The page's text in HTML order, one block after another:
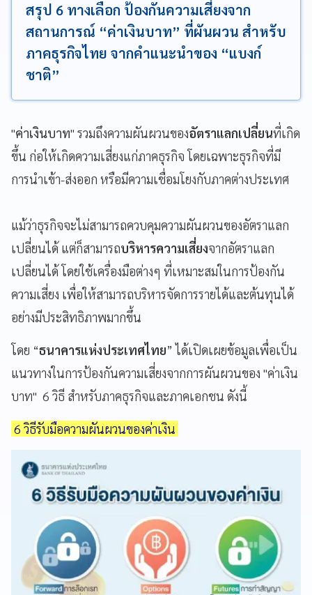
สรุป 6 ทางเลือก ป้องกันความเสี่ยงจาก
สถานการณ์ “ค่าเงินบาท” ที่ผันผวน สำหรับ
ภาคธุรกิจไทย จากคำแนะนำของ “แบงก์
ชาติ”
"ค่าเงินบาท" รวมถึงความผันผวนของอัตราแลกเปลี่ยนที่เกิด
ขึ้น ก่อให้เกิดความเสี่ยงแก่ภาคธุรกิจ โดยเฉพาะธุรกิจที่มี
การนำเข้า-ส่งออก หรือมีความเชื่อมโยงกับภาคต่างประเทศ
แม้ว่าธุรกิจจะไม่สามารถควบคุมความผันผวนของอัตราแลก
เปลี่ยนได้ แต่ก็สามารถบริหารความเสี่ยงจากอัตราแลก
เปลี่ยนได้ โดยใช้เครื่องมือต่างๆ ที่เหมาะสมในการป้องกัน
ความเสี่ยง เพื่อให้สามารถบริหารจัดการรายได้และต้นทุนได้
อย่างมีประสิทธิภาพมากขึ้น
โดย “ธนาคารแห่งประเทศไทย” ได้เปิดเผยข้อมูลเพื่อเป็น
แนวทางในการป้องกันความเสี่ยงจากการผันผวนของ "ค่าเงิน
บาท" 6 วิธี สำหรับภาคธุรกิจและภาคเอกชน ดังนี้
6 วิธีรับมือความผันผวนของค่าเงิน